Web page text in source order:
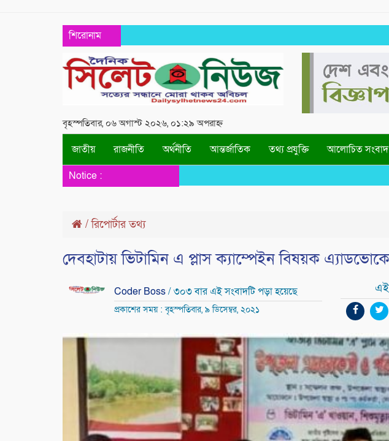
শিরোনাম
বৃহস্পতিবার, ০৬ অগাস্ট ২০২৬, ০১:২৯ অপরাহ্ন
জাতীয় রাজনীতি অর্থনীতি আন্তর্জাতিক তথ্য প্রযুক্তি আলোচিত সংবাদ
Notice :
/রিপোর্টার তথ্য
দেবহাটায় ভিটামিন এ প্লাস ক্যাম্পেইন বিষয়ক
Coder Boss/ ৩০৩ বার এই সংবাদটি পড়া হয়েছে
প্রকাশের সময় : বৃহস্পতিবার, ৯ ডিসেম্বর, ২০২১
এই